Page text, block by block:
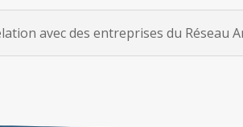
avec des entreprises du Réseau